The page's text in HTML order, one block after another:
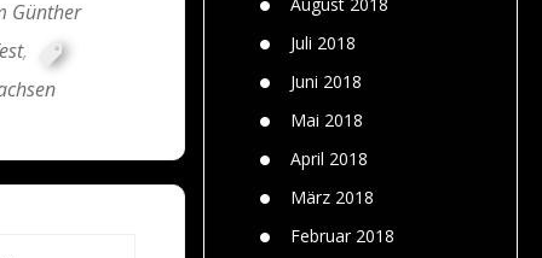
Juli 2018
Juni 2018
Mai 2018
April 2018
März 2018
Februar 2018
Günther
,